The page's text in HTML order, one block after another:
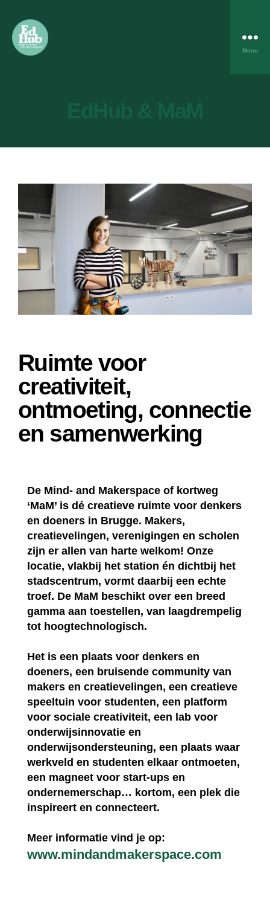
Menu
Ruimte voor
creativiteit,
ontmoeting, connectie
en samenwerking
De Mind- and Makerspace of kortweg
‘MaM’ is dé creatieve ruimte voor denkers
en doeners in Brugge. Makers,
creatievelingen, verenigingen en scholen
zijn er allen van harte welkom! Onze
locatie, vlakbij het station én dichtbij het
stadscentrum, vormt daarbij een echte
troef. De MaM beschikt over een breed
gamma aan toestellen, van laagdrempelig
tot hoogtechnologisch.
Het is een plaats voor denkers en
doeners, een bruisende community van
makers en creatievelingen, een creatieve
speeltuin voor studenten, een platform
voor sociale creativiteit, een lab voor
onderwijsinnovatie en
onderwijsondersteuning, een plaats waar
werkveld en studenten elkaar ontmoeten,
een magneet voor start-ups en
ondernemerschap… kortom, een plek die
inspireert en connecteert.
Meer informatie vind je op:
www.mindandmakerspace.com